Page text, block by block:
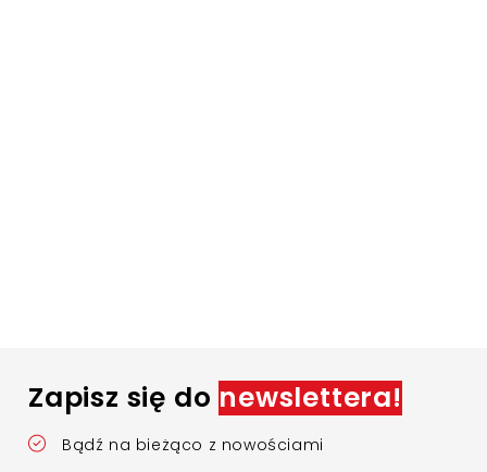
Zapisz się do newslettera!
Bądź na bieżąco z nowościami